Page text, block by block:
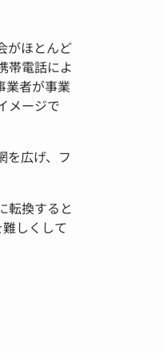
がほとんど
帯電話によ
業者が事業
メージで
を広げ、フ
転換すると
しくして